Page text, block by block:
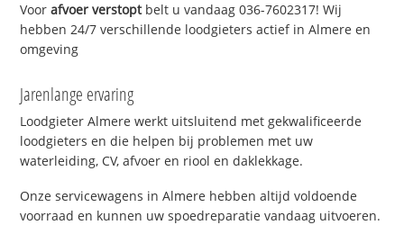
Voorafvoer verstoptbelt u vandaag 036-7602317! Wij
hebben 24/7 verschillende loodgieters actief in Almere en
omgeving
Jarenlange ervaring
Loodgieter Almere werkt uitsluitend met gekwalificeerde
loodgieters en die helpen bij problemen met uw
waterleiding, CV, afvoer en riool en daklekkage.
Onze servicewagens in Almere hebben altijd voldoende
voorraad en kunnen uw spoedreparatie vandaag uitvoeren.